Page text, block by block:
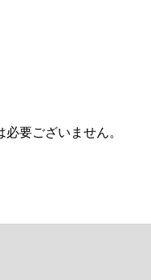
要ございません。